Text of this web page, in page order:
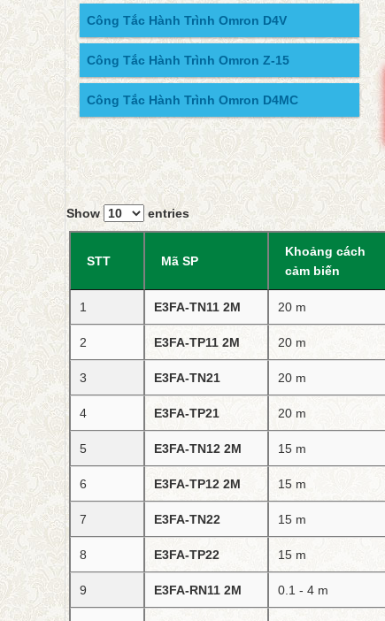
Công Tắc Hành Trình Omron D4V
Công Tắc Hành Trình Omron Z-15
Công Tắc Hành Trình Omron D4MC
Show entries
STT Mã SP
Khoảng cách
cảm biến
1 E3FA-TN11 2M 20 m
2 E3FA-TP11 2M 20 m
3 E3FA-TN21 20 m
4 E3FA-TP21 20 m
5 E3FA-TN12 2M 15 m
6 E3FA-TP12 2M 15 m
7 E3FA-TN22 15 m
8 E3FA-TP22 15 m
9 E3FA-RN11 2M 0.1 - 4 m